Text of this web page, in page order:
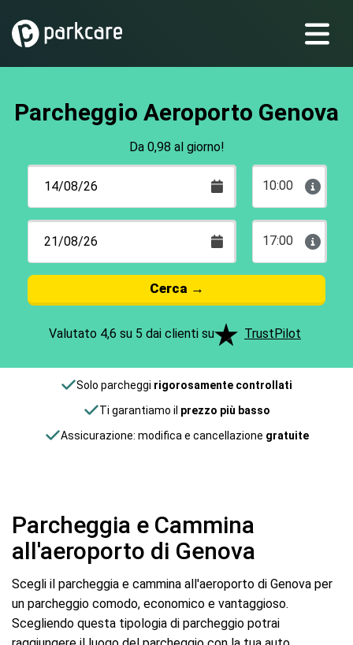
Parcheggio Aeroporto Genova
Da 0,98 al giorno!
10:00
17:00
Cerca →
Valutato 4,6 su 5 dai clienti su TrustPilot
Solo parcheggi rigorosamente controllati
Ti garantiamo il prezzo più basso
Assicurazione: modifica e cancellazione gratuite
Parcheggia e Cammina
all'aeroporto di Genova
Scegli il parcheggia e cammina all'aeroporto di Genova per
un parcheggio comodo, economico e vantaggioso.
Scegliendo questa tipologia di parcheggio potrai